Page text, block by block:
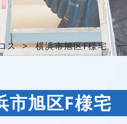
ス > 横浜市旭区F様宅 一
市旭区F様